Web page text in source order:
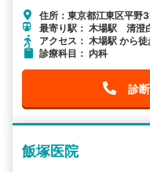
住所：東京都江東区平野
最寄り駅： 木場駅 清
アクセス： 木場駅 から徒
診療科目： 内科
診
飯塚医院